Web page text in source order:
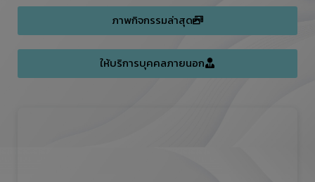
ภาพกิจกรรมล่าสุด
ให้บริการบุคคลภายนอก